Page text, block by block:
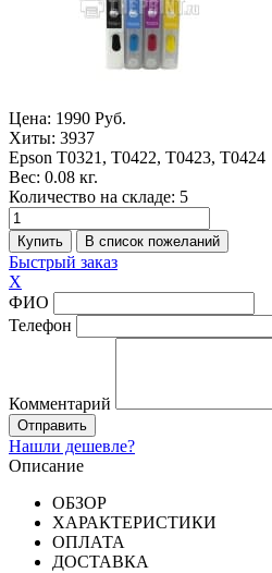
Цена: 1990 Руб.
Хиты: 3937
Epson T0321, T0422, T0423, T0424
Вес: 0.08 кг.
Количество на складе: 5
Быстрый заказ
X
ФИО
Телефон
Комментарий
Нашли дешевле?
Описание
ОБЗОР
ХАРАКТЕРИСТИКИ
ОПЛАТА
ДОСТАВКА